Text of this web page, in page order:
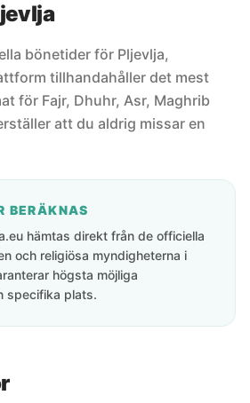
bönetider för Pljevlja,
tillhandahåller det mest
för Fajr, Dhuhr, Asr, Maghrib
att du aldrig missar en
BERÄKNAS
hämtas direkt från de officiella
och religiösa myndigheterna i
högsta möjliga
specifika plats.